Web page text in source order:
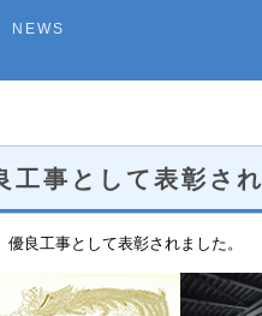
NEWS
工事として表彰さ
良工事として表彰されました。